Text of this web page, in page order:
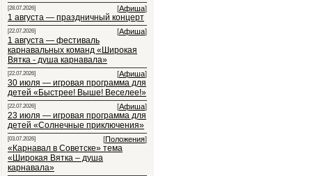
[28.07.2026] [Афиша]
1 августа — праздничный концерт
[22.07.2026] [Афиша]
1 августа — фестиваль
карнавальных команд «Широкая
Вятка - душа карнавала»
[22.07.2026] [Афиша]
30 июля — игровая программа для
детей «Быстрее! Выше! Веселее!»
[22.07.2026] [Афиша]
23 июля — игровая программа для
детей «Солнечные приключения»
[03.07.2026] [Положения]
«Карнавал в Советске» тема
«Широкая Вятка – душа
карнавала»